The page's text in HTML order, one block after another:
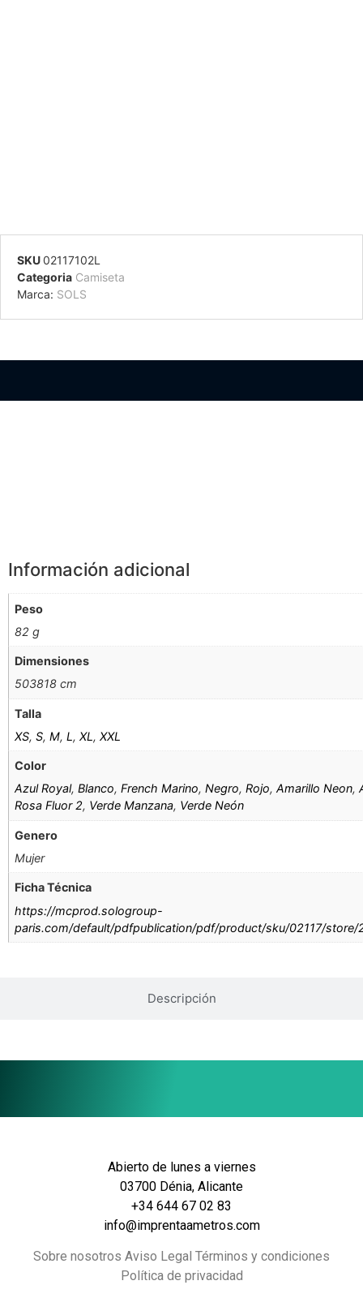
SKU02117102L
Categoria Camiseta
Marca: SOLS
Descripción
Información adicional
Peso
82 g
Dimensiones
503818 cm
Talla
XS,S,M,L,XL,XXL
Color
Azul Royal,Blanco,French Marino,Negro,Rojo,Amarillo Neon,
Rosa Fluor 2, Verde Manzana, Verde Neón
Genero
Mujer
Ficha Técnica
https://mcprod.sologroup-
paris.com/default/pdfpublication/pdf/product/sku/02117/store/
Abierto de lunes a viernes
03700 Dénia, Alicante
+34 644 67 02 83
info@imprentaametros.com
Sobre nosotros Aviso Legal Términos y condiciones
Política de privacidad